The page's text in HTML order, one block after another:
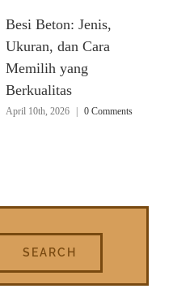
Besi Beton: Jenis,
Ukuran, dan Cara
Memilih yang
Berkualitas
April 10th, 2026 | 0 Comments
SEARCH